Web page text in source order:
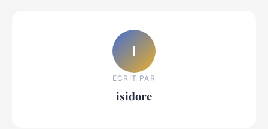
I
ECRIT PAR
isidore